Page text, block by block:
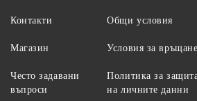
Контакти
Магазин
Често задавани
въпроси
Общи условия
Условия за връщане
Политика за
на личните данни